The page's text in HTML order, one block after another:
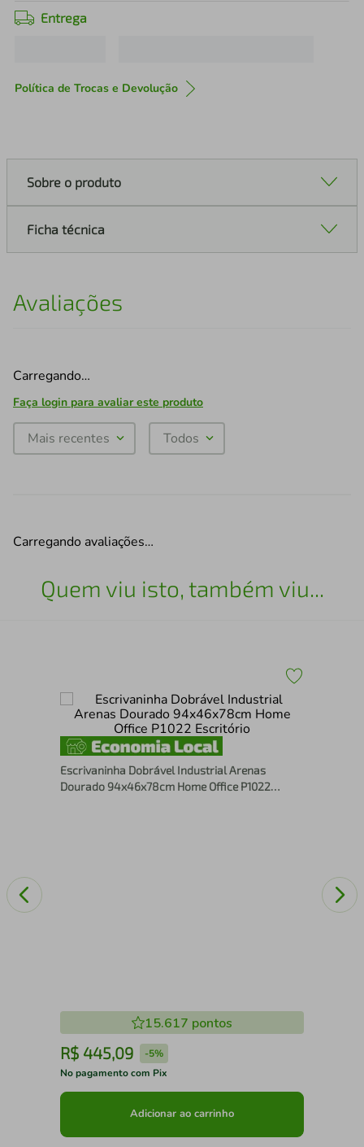
Entrega
Política de Trocas e Devolução
Sobre o produto
Ficha técnica
Avaliações
Carregando…
Faça login para avaliar este produto
Mais recentes Todos
Carregando avaliações…
Quem viu isto, também viu...
Escrivaninha Dobrável Industrial Arenas
Dourado 94x46x78cm Home Office P1022
15.617 pontos
R$ 445,09 -5%
No pagamento com Pix
Adicionar ao carrinho